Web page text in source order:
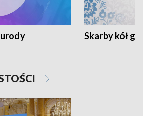
Skarby kół